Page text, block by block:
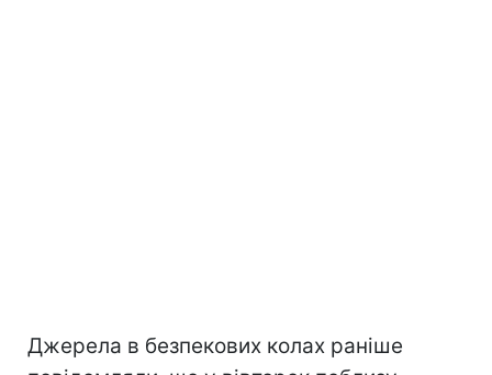
Джерела в безпекових колах раніше